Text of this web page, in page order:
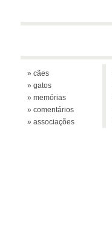
» cães
» gatos
» memórias
» comentários
» associações